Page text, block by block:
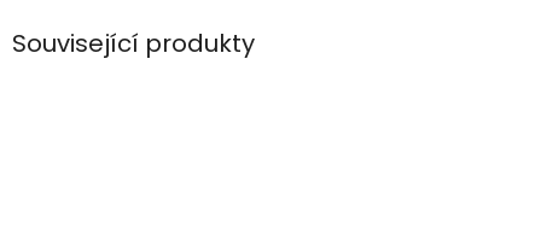
Související produkty